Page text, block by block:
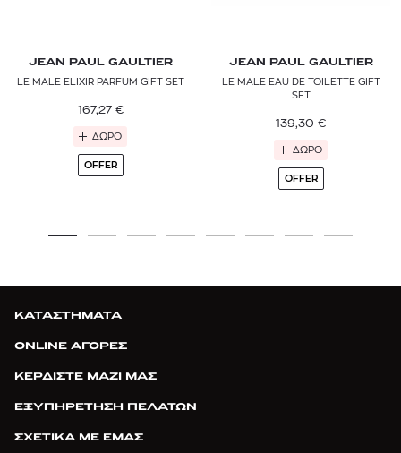
JEAN PAUL GAULTIER
LE MALE ELIXIR PARFUM GIFT SET
167,27 €
ΔΩΡΟ
OFFER
JEAN PAUL GAULTIER
LE MALE EAU DE TOILETTE GIFT
SET
139,30 €
ΔΩΡΟ
OFFER
ΚΑΤΑΣΤΗΜΑΤΑ
ONLINE ΑΓΟΡΕΣ
ΚΕΡΔΙΣΤΕ ΜΑΖΙ ΜΑΣ
ΕΞΥΠΗΡΕΤΗΣΗ ΠΕΛΑΤΩΝ
ΣΧΕΤΙΚΑ ΜΕ ΕΜΑΣ